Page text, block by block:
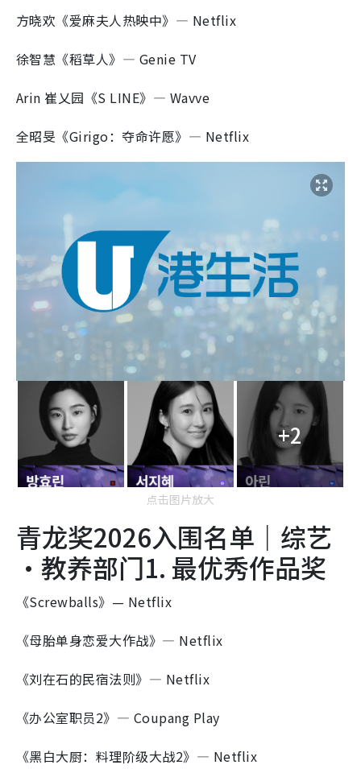
方晓欢《爱麻夫人热映中》— Netflix
徐智慧《稻草人》— Genie TV
Arin 崔乂园《S LINE》— Wavve
全昭旻《Girigo：夺命许愿》— Netflix
+2
点击图片放大
青龙奖2026入围名单｜综艺
·教养部门1. 最优秀作品奖
《Screwballs》— Netflix
《母胎单身恋爱大作战》— Netflix
《刘在石的民宿法则》— Netflix
《办公室职员2》— Coupang Play
《黑白大厨：料理阶级大战2》— Netflix